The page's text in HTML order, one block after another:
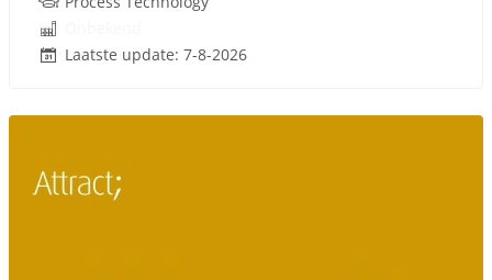
Laatste update: 7-8-2026